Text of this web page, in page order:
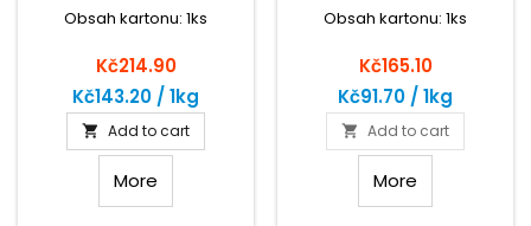
Obsah kartonu: 1ks
Price
Kč214.90
Kč143.20 / 1kg
 Add to cart
More
Obsah kartonu: 1ks
Price
Kč165.10
Kč91.70 / 1kg
 Add to cart
More